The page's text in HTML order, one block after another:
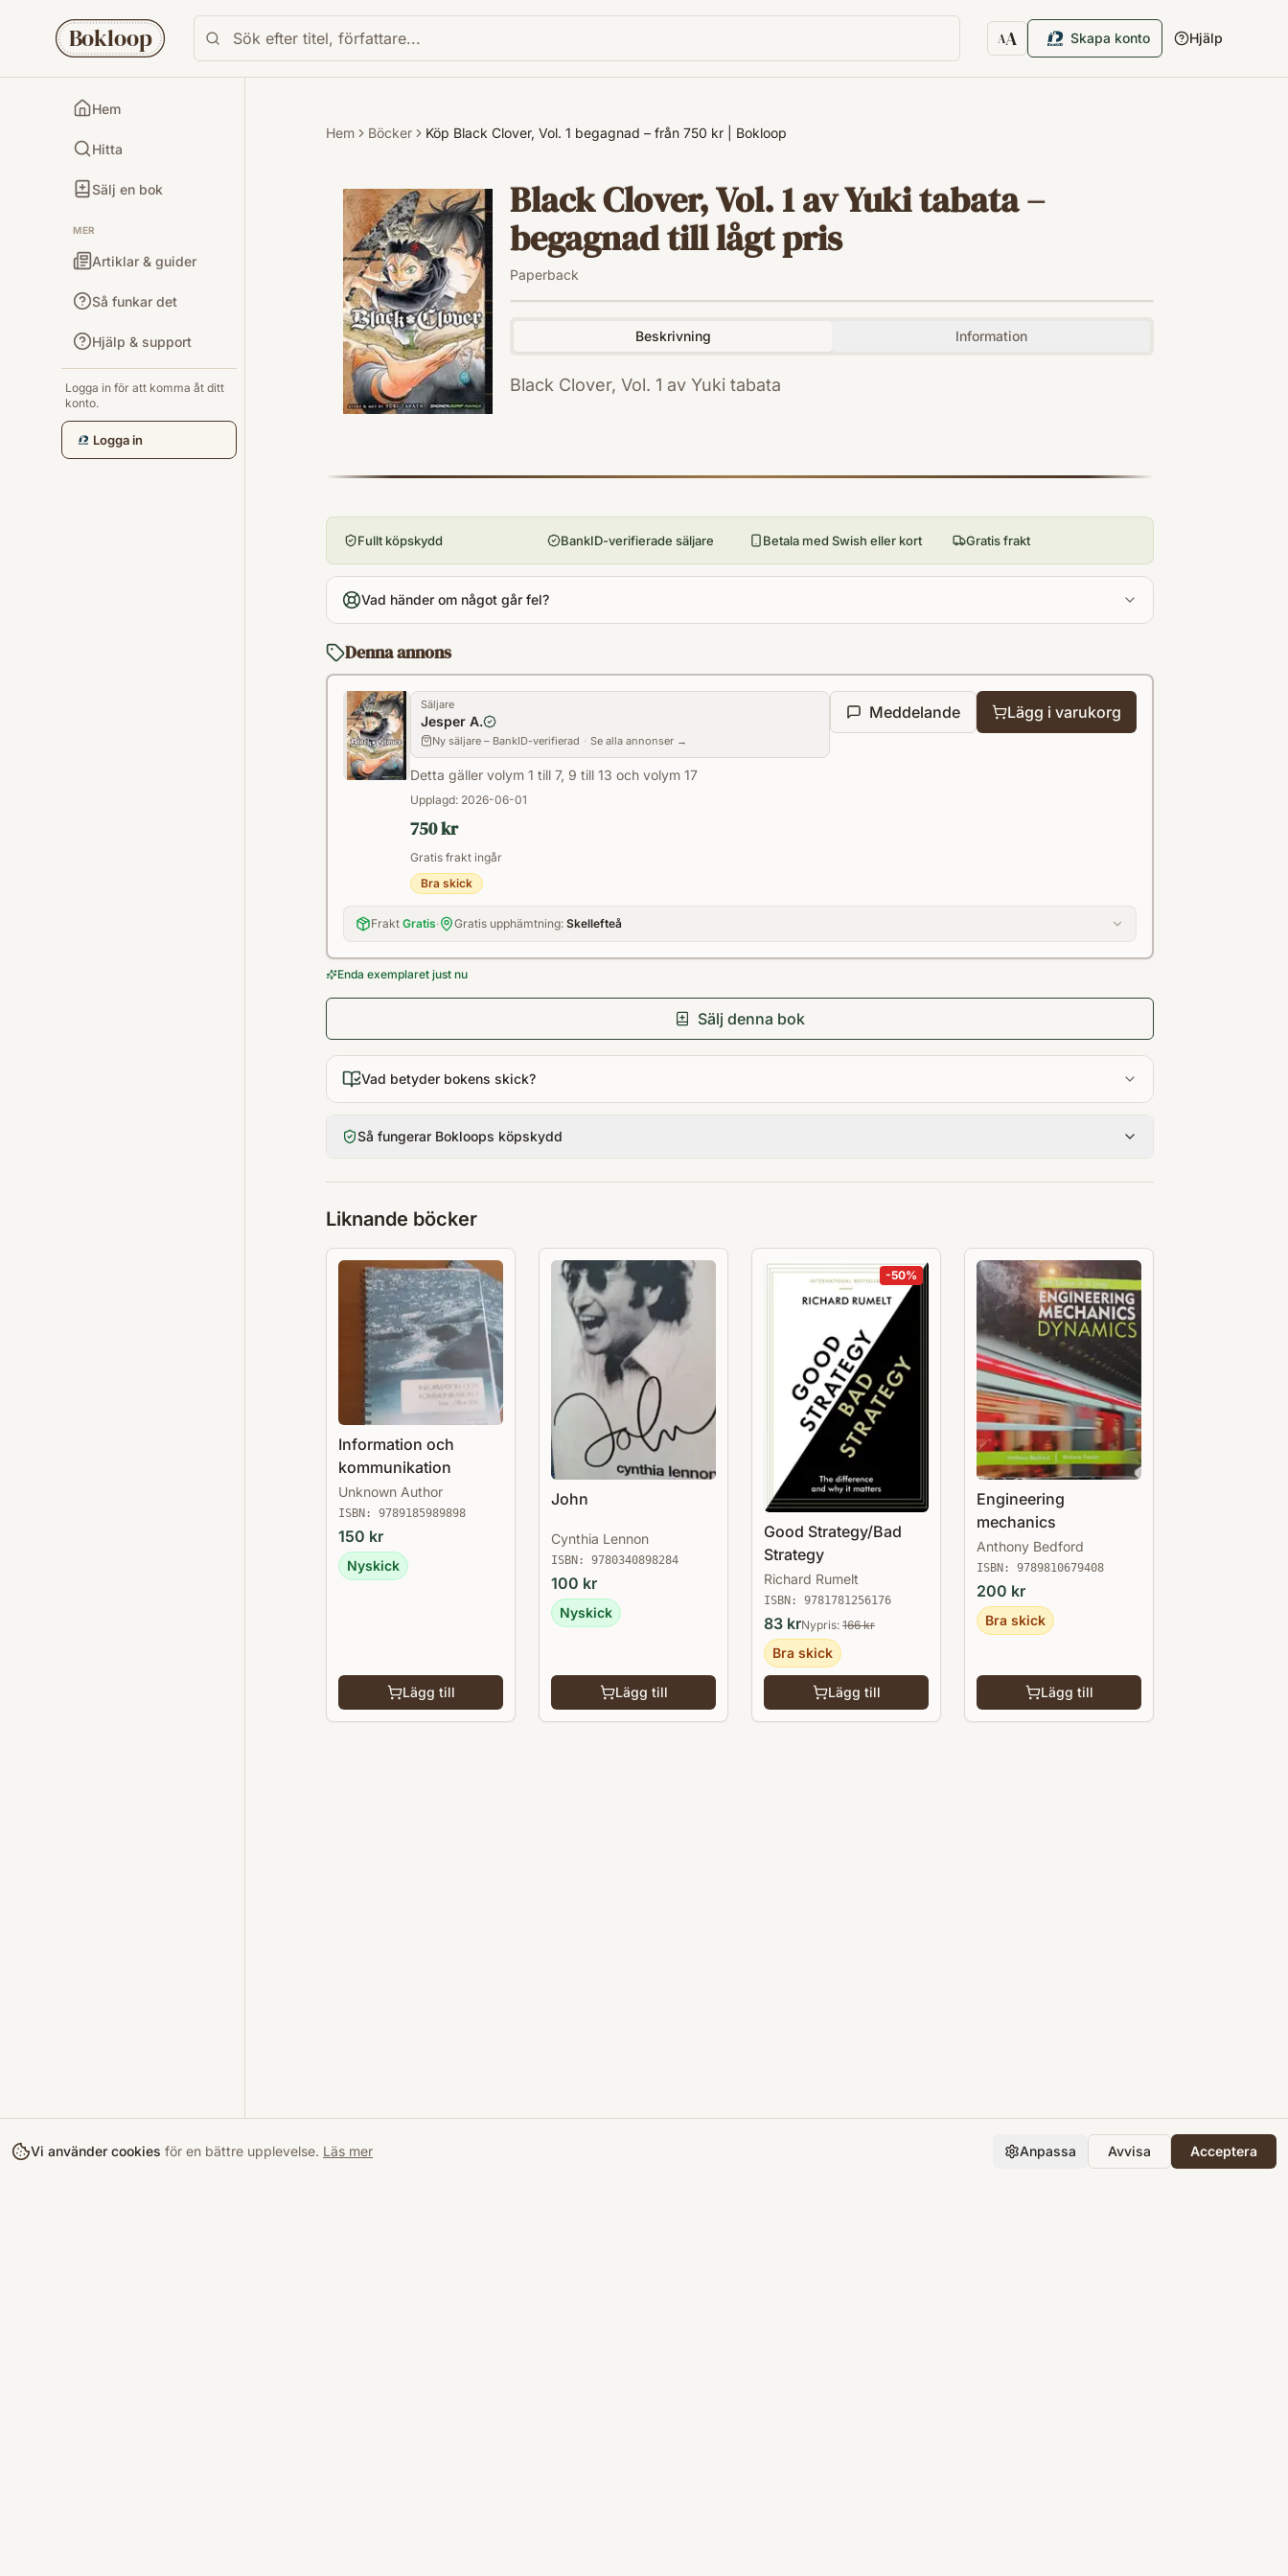
Bokloop AA
Textstorlek
Skapa konto Hjälp
Hem
Hitta
Sälj en bok
MER
Artiklar & guider
Så funkar det
Hjälp & support
Logga in för att komma åt ditt
konto.
Logga in
Hem Böcker Köp Black Clover, Vol. 1 begagnad – från 750 kr | Bokloop
Black Clover, Vol. 1 av Yuki tabata –
begagnad till lågt pris
Paperback
Beskrivning Information
Black Clover, Vol. 1 av Yuki tabata
Fullt köpskydd BankID-verifierade säljare Betala med Swish eller kort Gratis frakt
Vad händer om något går fel?
Denna annons
Säljare
Jesper A.
Ny säljare – BankID-verifierad · Se alla annonser →
Detta gäller volym 1 till 7, 9 till 13 och volym 17
Upplagd: 2026-06-01
750 kr
Gratis frakt ingår
Bra skick
Meddelande Lägg i varukorg
Frakt Gratis· Gratis upphämtning: Skellefteå
Enda exemplaret just nu
Sälj denna bok
Vad betyder bokens skick?
Så fungerar Bokloops köpskydd
Liknande böcker
Information och
kommunikation
Unknown Author
ISBN: 9789185989898
150 kr
Nyskick
Lägg till
John
Cynthia Lennon
ISBN: 9780340898284
100 kr
Nyskick
Lägg till
-50%
Good Strategy/Bad
Strategy
Richard Rumelt
ISBN: 9781781256176
83 krNypris: 166kr
Bra skick
Lägg till
Engineering
mechanics
Anthony Bedford
ISBN: 9789810679408
200 kr
Bra skick
Lägg till
Vi använder cookies för en bättre upplevelse. Läs mer Anpassa Avvisa Acceptera